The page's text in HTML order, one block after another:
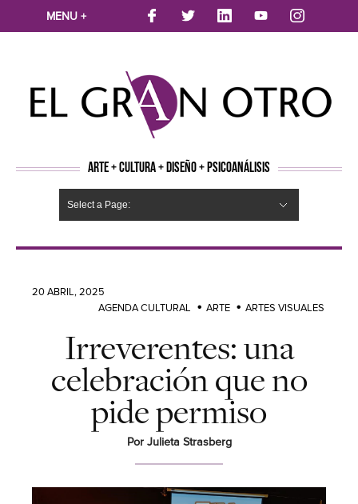
MENU +
ARTE + CULTURA + DISEÑO + PSICOANÁLISIS
Select a Page:
20 ABRIL, 2025
AGENDA CULTURAL
ARTE ARTES VISUALES
Irreverentes: una
celebración que no
pide permiso
Por Julieta Strasberg